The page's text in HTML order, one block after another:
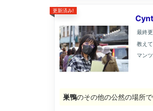
更新済み!
最終
教え
マン
巣鴨のその他の公然の場所で